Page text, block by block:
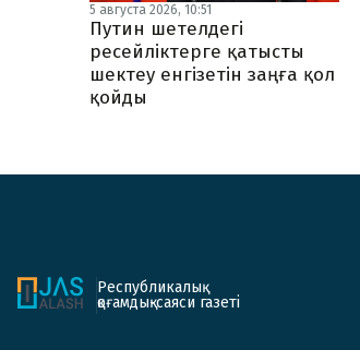
5 августа 2026, 10:51
Путин шетелдегі
ресейліктерге қатысты
шектеу енгізетін заңға қол
қойды
Республикалық
қоғамдық-саяси газеті